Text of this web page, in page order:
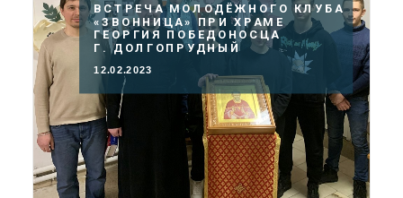
ВСТРЕЧА МОЛОДЁЖНОГО КЛУБА
«ЗВОННИЦА» ПРИ ХРАМЕ
ГЕОРГИЯ ПОБЕДОНОСЦА
Г. ДОЛГОПРУДНЫЙ
12.02.2023